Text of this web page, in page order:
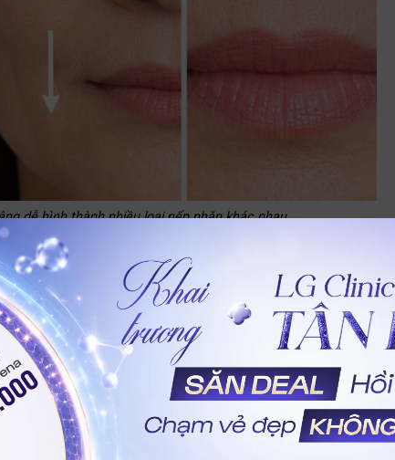
dễ hình thành nhiều loại nếp nhăn khác nhau
giảm nếp nhăn quanh miệng tại
nếp nhăn quanh miệng giúp tăng cường tuần hoàn
nội sinh và làm săn chắc hệ thống cơ nâng đỡ khuôn
má đối kháng)